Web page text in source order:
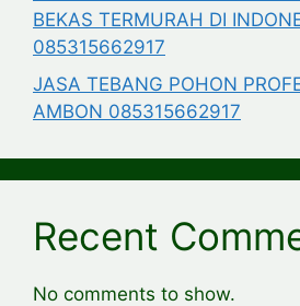
BEKAS TERMURAH DI
085315662917
JASA TEBANG POHON
AMBON 085315662917
Recent
No comments to show.